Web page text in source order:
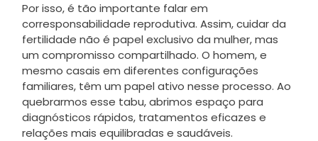
Por isso, é tão importante falar em
corresponsabilidade reprodutiva. Assim, cuidar da
fertilidade não é papel exclusivo da mulher, mas
um compromisso compartilhado. O homem, e
mesmo casais em diferentes configurações
familiares, têm um papel ativo nesse processo. Ao
quebrarmos esse tabu, abrimos espaço para
diagnósticos rápidos, tratamentos eficazes e
relações mais equilibradas e saudáveis.